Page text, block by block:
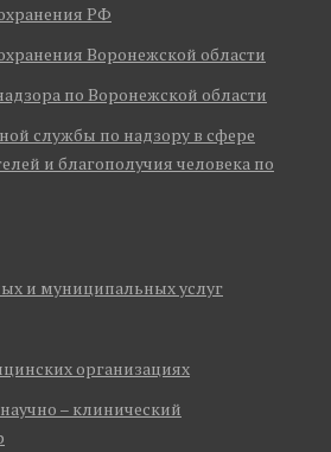
РФ
Воронежской области
по Воронежской области
службы по надзору в сфере
и благополучия человека по
и муниципальных услуг
организациях
– клинический